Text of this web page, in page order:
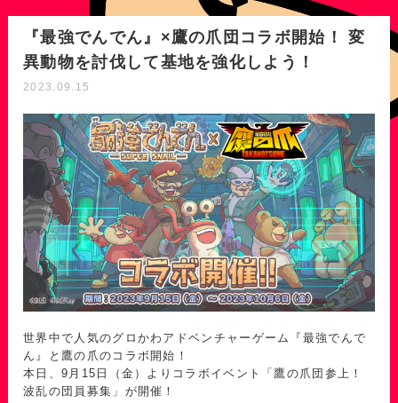
『最強でんでん』×鷹の爪団コラボ開始！ 変
異動物を討伐して基地を強化しよう！
2023.09.15
世界中で人気のグロかわアドベンチャーゲーム『最強でんで
ん』と鷹の爪のコラボ開始！
本日、9月15日（金）よりコラボイベント「鷹の爪団参上！
波乱の団員募集」が開催！